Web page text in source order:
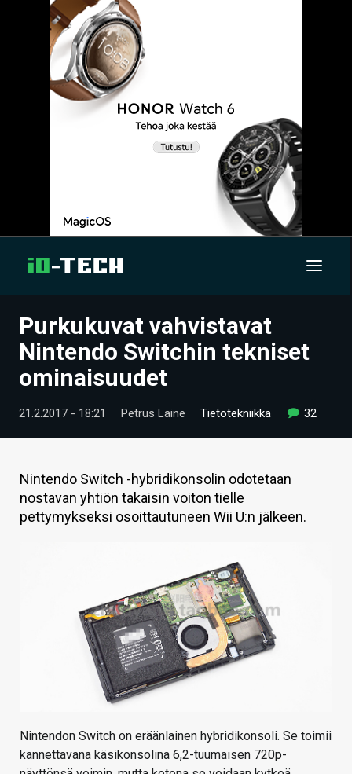
UUTISET
ARTIKKELIT
VIDEOT
TECHBBS
TIETOA
HINTA.FI
Purkukuvat vahvistavat
Nintendo Switchin tekniset
ominaisuudet
21.2.2017 - 18:21 Petrus Laine Tietotekniikka 32
Nintendo Switch -hybridikonsolin odotetaan
nostavan yhtiön takaisin voiton tielle
pettymykseksi osoittautuneen Wii U:n jälkeen.
Nintendon Switch on eräänlainen hybridikonsoli. Se toimii
kannettavana käsikonsolina 6,2-tuumaisen 720p-